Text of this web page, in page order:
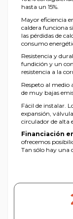
hasta un 15%.
Mayor eficiencia
caldera funciona
las pérdidas de
consumo
Resistencia y
fundición y un
resistencia a la
Respeto al
de muy bajas
Fácil de instalar.
expansión,
circulador de alta
Financiación en
ofrecemos
Tan sólo hay una